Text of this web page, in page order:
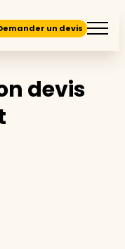
un devis
devis